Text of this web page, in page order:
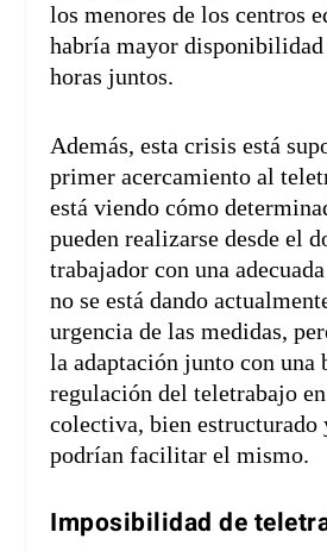
los menores de los centros
habría mayor disponibilidad
horas juntos.
Además, esta crisis está
primer acercamiento al
está viendo cómo
pueden realizarse desde el
trabajador con una
no se está dando
urgencia de las medidas,
la adaptación junto con una
regulación del teletrabajo
colectiva, bien estructurado
podrían facilitar el mismo.
Imposibilidad de